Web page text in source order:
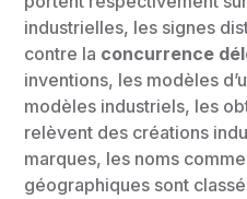
industrielles, les signes
contre la concurrence
inventions, les modèles
modèles industriels, les
relèvent des créations
marques, les noms
géographiques sont